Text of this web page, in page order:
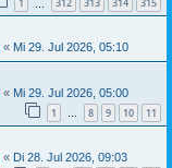
« Mi 29. Jul 2026, 05:10
« Mi 29. Jul 2026, 05:00
1 … 8 9 10 11
« Di 28. Jul 2026, 09:03